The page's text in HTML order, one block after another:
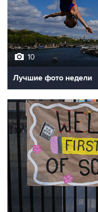
10
Лучшие фото недели
10